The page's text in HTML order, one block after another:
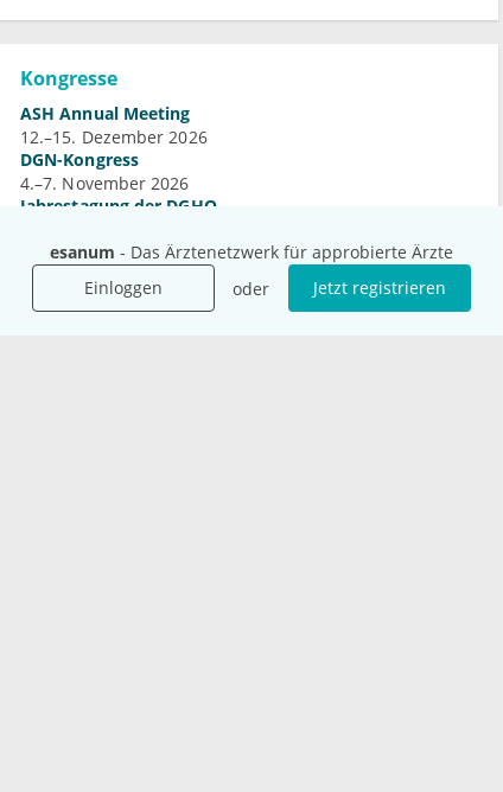
esanum - Das Ärztenetzwerk für approbierte Ärzte
Einloggen
oder Jetzt registrieren
Kongresse
ASH Annual Meeting
12.–15. Dezember 2026
DGN-Kongress
4.–7. November 2026
Jahrestagung der DGHO
Mehr Kongresse